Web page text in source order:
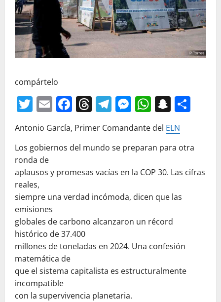
compártelo
Twitter
EmailFacebook
Threads
Telegram
Messenger
Antonio García, Primer Comandante del ELN
Los gobiernos del mundo se preparan para otra
ronda de
aplausos y promesas vacías en la COP 30. Las cifras
reales,
siempre una verdad incómoda, dicen que las
emisiones
globales de carbono alcanzaron un récord
histórico de 37.400
millones de toneladas en 2024. Una confesión
matemática de
que el sistema capitalista es estructuralmente
incompatible
con la supervivencia planetaria.